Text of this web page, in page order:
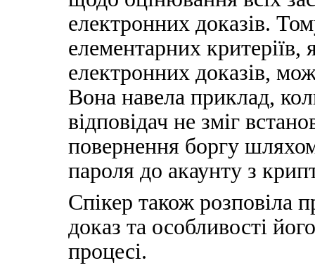
електронних доказів.
елементарних критеріїв,
електронних доказів,
Вона навела приклад,
відповідач не зміг
повернення боргу
пароля до акаунту з
Спікер також розповіла
доказ та особливості
процесі.